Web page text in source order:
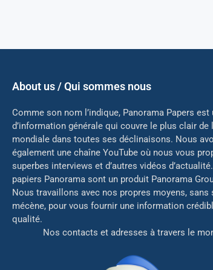
About us / Qui sommes nous
Comme son nom l’indique, Panorama Papers est
d’information générale qui couvre le plus clair de
mondiale dans toutes ses déclinaisons. Nous
également une chaîne YouTube où nous vous
superbes interviews et d’autres vidéos
papiers Panorama sont un produit Panorama
Nous travaillons avec nos propres moyens, sans
mécène, pour vous fournir une information
qualité.
Nos contacts et adresses à travers le